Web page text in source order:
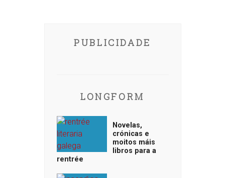
PUBLICIDADE
LONGFORM
Novelas,
crónicas e
moitos máis
libros para a
rentrée